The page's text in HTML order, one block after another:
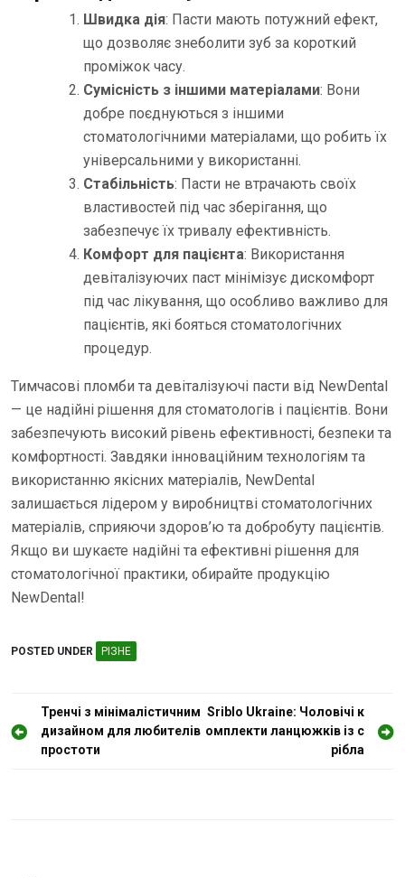
Швидка дія: Пасти мають потужний ефект,
що дозволяє знеболити зуб за короткий
проміжок часу.
Сумісність з іншими матеріалами: Вони
добре поєднуються з іншими
стоматологічними матеріалами, що робить їх
універсальними у використанні.
Стабільність: Пасти не втрачають своїх
властивостей під час зберігання, що
забезпечує їх тривалу ефективність.
Комфорт для пацієнта: Використання
девіталізуючих паст мінімізує дискомфорт
під час лікування, що особливо важливо для
пацієнтів, які бояться стоматологічних
процедур.
Тимчасові пломби та девіталізуючі пасти від NewDental
— це надійні рішення для стоматологів і пацієнтів. Вони
забезпечують високий рівень ефективності, безпеки та
комфортності. Завдяки інноваційним технологіям та
використанню якісних матеріалів, NewDental
залишається лідером у виробництві стоматологічних
матеріалів, сприяючи здоров’ю та добробуту пацієнтів.
Якщо ви шукаєте надійні та ефективні рішення для
стоматологічної практики, обирайте продукцію
NewDental!
POSTED UNDER РІЗНЕ
Н
а
Тренчі з мінімалістичним
дизайном для любителів
простоти
Sriblo Ukraine: Чоловічі к
омплекти ланцюжків із с
рібла